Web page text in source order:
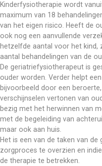
Kinderfysiotherapie wordt
maximum van 18
van het eigen risico. Heeft de
ook nog een aanvullende
hetzelfde aantal voor het
aantal behandelingen van de
De geriatriefysiotherapeut is
ouder worden. Verder helpt
bijvoorbeeld door een
verschijnselen vertonen van
bezig met het herwinnen van
met de begeleiding van
maar ook aan huis.
Het is een van de taken van
zorgproces te overzien en
de therapie te betrekken.